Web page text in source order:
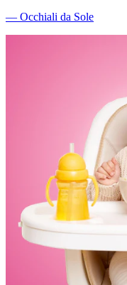
― Occhiali da Sole